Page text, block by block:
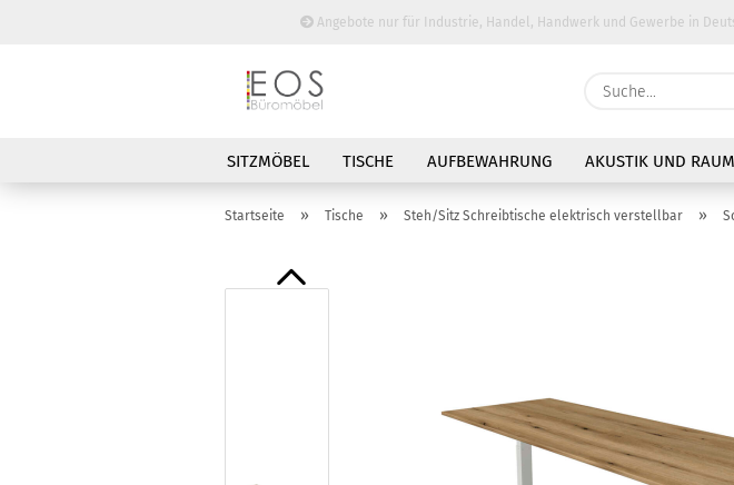
Angebote nur für Industrie, Handel, Handwerk und Gewerbe in
SITZMÖBEL TISCHE AUFBEWAHRUNG AKUSTIK UND
BESPRECHUNGSTISCHE
Startseite » Tische » Steh/Sitz Schreibtische elektrisch verstellbar »